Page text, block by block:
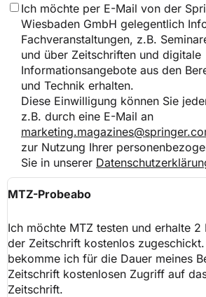
Ich möchte per E-Mail von der
Wiesbaden GmbH gelegentlich
Fachveranstaltungen, z.B.
und über Zeitschriften und digitale
Informationsangebote aus den
und Technik erhalten.
Diese Einwilligung können Sie
z.B. durch eine E-Mail an
zur Nutzung Ihrer
Sie in unserer
MTZ-Probeabo
Ich möchte MTZ testen und erhalte 2
der Zeitschrift kostenlos
bekomme ich für die Dauer meines
Zeitschrift kostenlosen Zugriff auf
Zeitschrift.